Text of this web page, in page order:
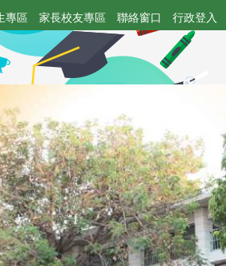
專區 家長校友專區 聯絡窗口 行政登入